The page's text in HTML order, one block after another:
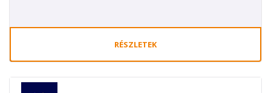
RÉSZLETEK